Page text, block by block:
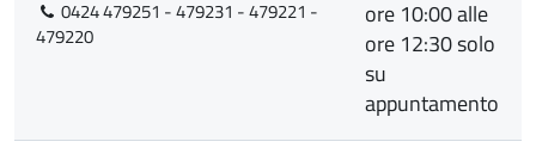
0424 479251 - 479231 - 479221 -
479220
ore 10:00 alle
ore 12:30 solo
su
appuntamento